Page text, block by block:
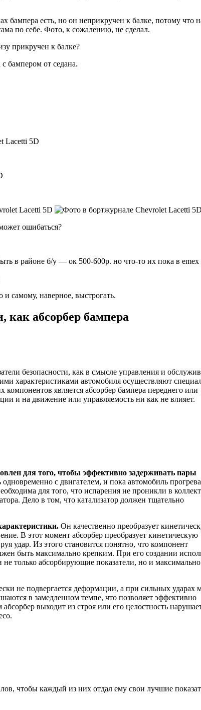
бампера есть, но он неприкручен к балке, потому что
по себе. Фото, к сожалению, не сделал.
прикручен к балке?
бампером от седана.
ошибаться?
в районе б/у — ок 500-600р. но что-то их пока в emex
самому, наверное, выстрогать.
как абсорбер бампера
безопасности, как в смысле управления и
характеристиками автомобиля осуществляют
является абсорбер бампера переднего или
и на движение или управляемость ни как не влияет.
для того, чтобы эффективно задерживать пары
с двигателем, и пока автомобиль
для того, что испарения не проникли в
Дело в том, что катализатор должен тщательно
Он качественно преобразует
В этот момент абсорбер преобразует кинетическую
удар. Из этого становится понятно, что компонент
быть максимально крепким. При его создании
только абсорбирующие показатели, но и максимально
не подвергается деформации, а при сильных ударах
в замедленном темпе, что позволяет эффективно
выходит из строя или его целостность
чтобы каждый из них отдал ему свои лучшие